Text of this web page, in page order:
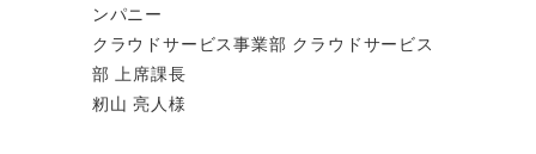
ンパニー
クラウドサービス事業部 クラウドサービス
部 上席課長
籾山 亮人様